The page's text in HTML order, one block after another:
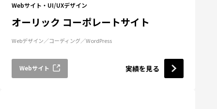
Webサイト・UI/UXデザイン
オーリック コーポレートサイト
Webデザイン コーディング WordPress
Webサイト 実績を見る